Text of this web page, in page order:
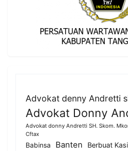
Advokat denny Andretti
Advokat Donny
Advokat donny Andretti SH. Skom.
Cftax
Babinsa Banten Berbuat